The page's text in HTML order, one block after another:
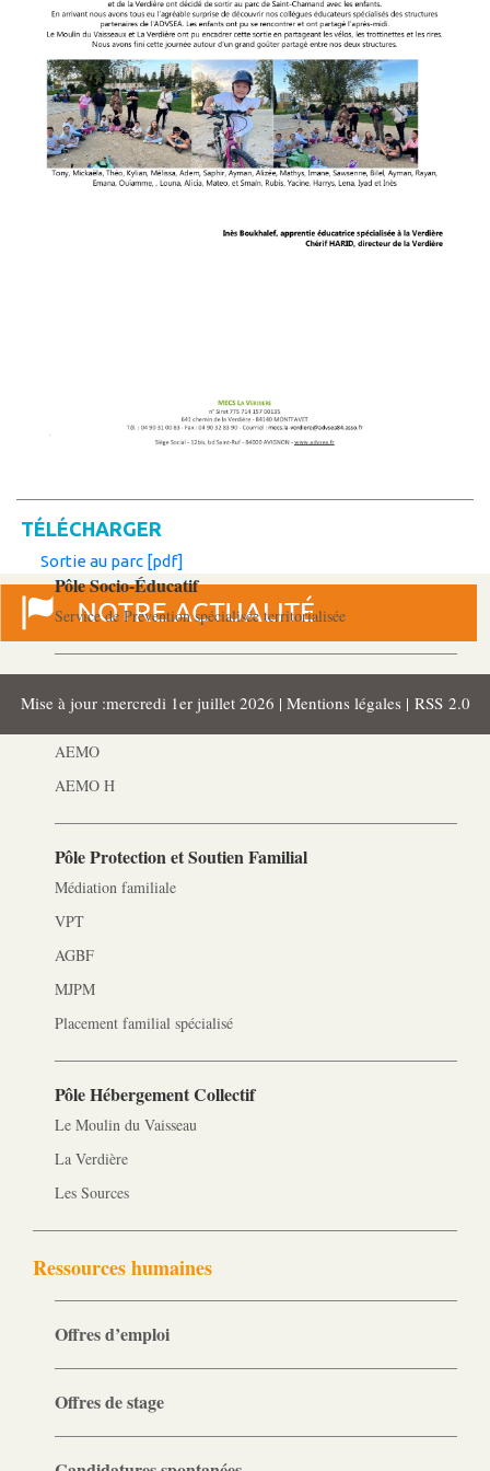
Conseil d’administration
Le siège
Son équipe
Rapports d’activité
Les Pôles
Pôle Socio-­Éducatif
Service de Prévention spécialisée territorialisée
SIE
AEMO
AEMO H
Pôle Protection et Soutien Familial
Médiation familiale
VPT
AGBF
MJPM
Placement familial spécialisé
Pôle Hébergement Collectif
Le Moulin du Vaisseau
La Verdière
Les Sources
Ressources humaines
Offres d’emploi
Offres de stage
TÉLÉCHARGER
Sortie au parc [pdf]
Mise à jour :mercredi 1er juillet 2026 | Mentions légales | RSS 2.0